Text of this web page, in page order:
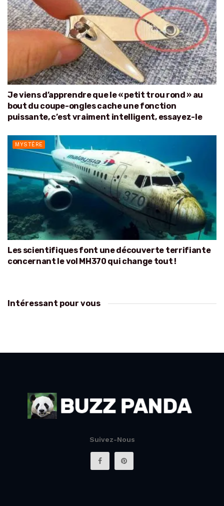
Je viens d’apprendre que le « petit trou rond » au
bout du coupe-ongles cache une fonction
puissante, c’est vraiment intelligent, essayez-le
MYSTÈRE
Les scientifiques font une découverte terrifiante
concernant le vol MH370 qui change tout !
Intéressant pour vous
Suivez-Nous